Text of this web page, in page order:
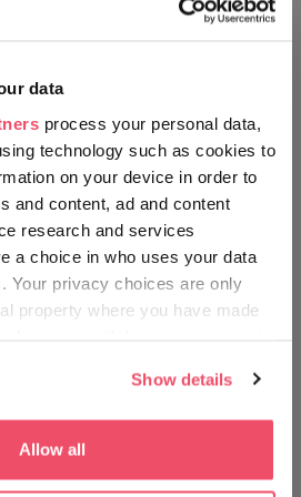
data
process your personal data,
technology such as cookies to
on your device in order to
and content, ad and content
research and services
a choice in who uses your data
Your privacy choices are only
property where you have made
like to:
Show details
Allow all
vinska regija
vina.